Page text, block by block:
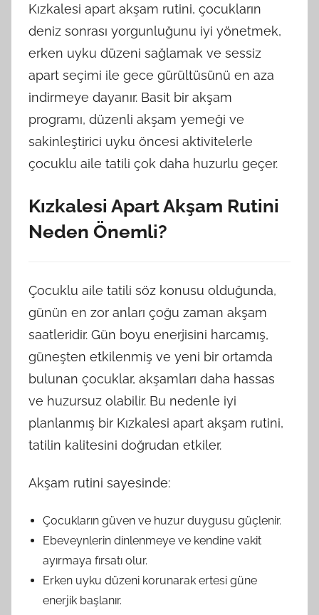
Kızkalesi apart akşam rutini, çocukların
deniz sonrası yorgunluğunu iyi yönetmek,
erken uyku düzeni sağlamak ve sessiz
apart seçimi ile gece gürültüsünü en aza
indirmeye dayanır. Basit bir akşam
programı, düzenli akşam yemeği ve
sakinleştirici uyku öncesi aktivitelerle
çocuklu aile tatili çok daha huzurlu geçer.
Kızkalesi Apart Akşam Rutini
Neden Önemli?
Çocuklu aile tatili söz konusu olduğunda,
günün en zor anları çoğu zaman akşam
saatleridir. Gün boyu enerjisini harcamış,
güneşten etkilenmiş ve yeni bir ortamda
bulunan çocuklar, akşamları daha hassas
ve huzursuz olabilir. Bu nedenle iyi
planlanmış bir Kızkalesi apart akşam rutini,
tatilin kalitesini doğrudan etkiler.
Akşam rutini sayesinde:
Çocukların güven ve huzur duygusu güçlenir.
Ebeveynlerin dinlenmeye ve kendine vakit
ayırmaya fırsatı olur.
Erken uyku düzeni korunarak ertesi güne
enerjik başlanır.